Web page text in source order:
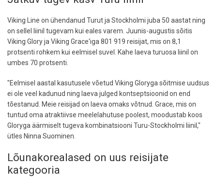
Viking Line on ühendanud Turut ja Stockholmi juba 50 aastat ning
on sellel liinil tugevam kui eales varem. Juunis-augustis sõitis
Viking Glory ja Viking Grace'iga 801 919 reisijat, mis on 8,1
protsenti rohkem kui eelmisel suvel. Kahe laeva turuosa liinil on
umbes 70 protsenti.
"Eelmisel aastal kasutusele võetud Viking Gloryga sõitmise uudsus
ei ole veel kadunud ning laeva julged kontseptsioonid on end
tõestanud. Meie reisijad on laeva omaks võtnud. Grace, mis on
tuntud oma atraktiivse meelelahutuse poolest, moodustab koos
Gloryga äärmiselt tugeva kombinatsiooni Turu-Stockholmi liinil,"
ütles Ninna Suominen.
Lõunakorealased on uus reisijate
kategooria